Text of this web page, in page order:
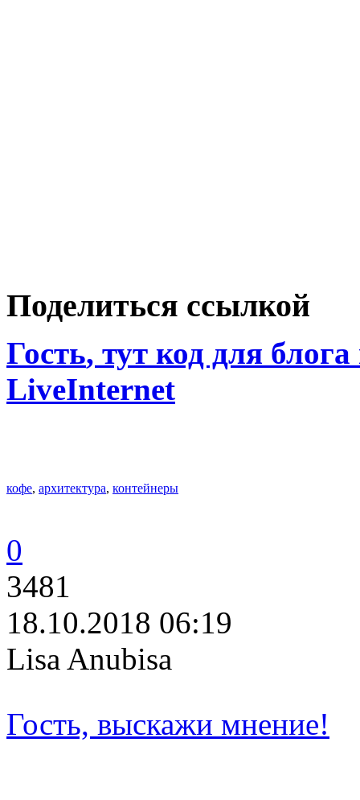
Поделиться ссылкой
Гость, тут код для
LiveInternet
кофе, архитектура, контейнеры
0
3481
18.10.2018 06:19
Lisa Anubisa
Гость, выскажи мнение!